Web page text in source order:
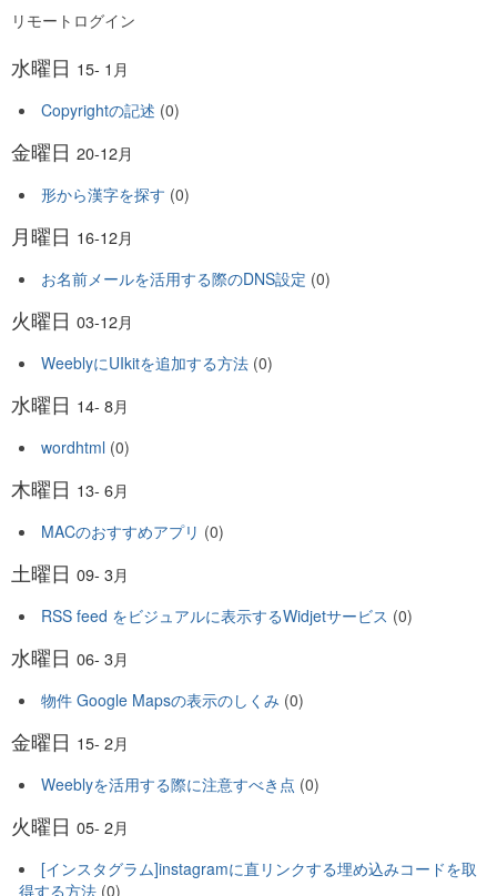
リモートログイン
水曜日 15- 1月
Copyrightの記述 (0)
金曜日 20-12月
形から漢字を探す (0)
月曜日 16-12月
お名前メールを活用する際のDNS設定 (0)
火曜日 03-12月
WeeblyにUIkitを追加する方法 (0)
水曜日 14- 8月
wordhtml (0)
木曜日 13- 6月
MACのおすすめアプリ (0)
土曜日 09- 3月
RSS feed をビジュアルに表示するWidjetサービス (0)
水曜日 06- 3月
物件 Google Mapsの表示のしくみ (0)
金曜日 15- 2月
Weeblyを活用する際に注意すべき点 (0)
火曜日 05- 2月
[インスタグラム]instagramに直リンクする埋め込みコードを取
得する方法 (0)